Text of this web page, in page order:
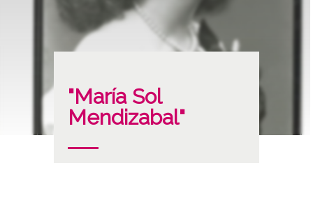
"María Sol
Mendizabal"